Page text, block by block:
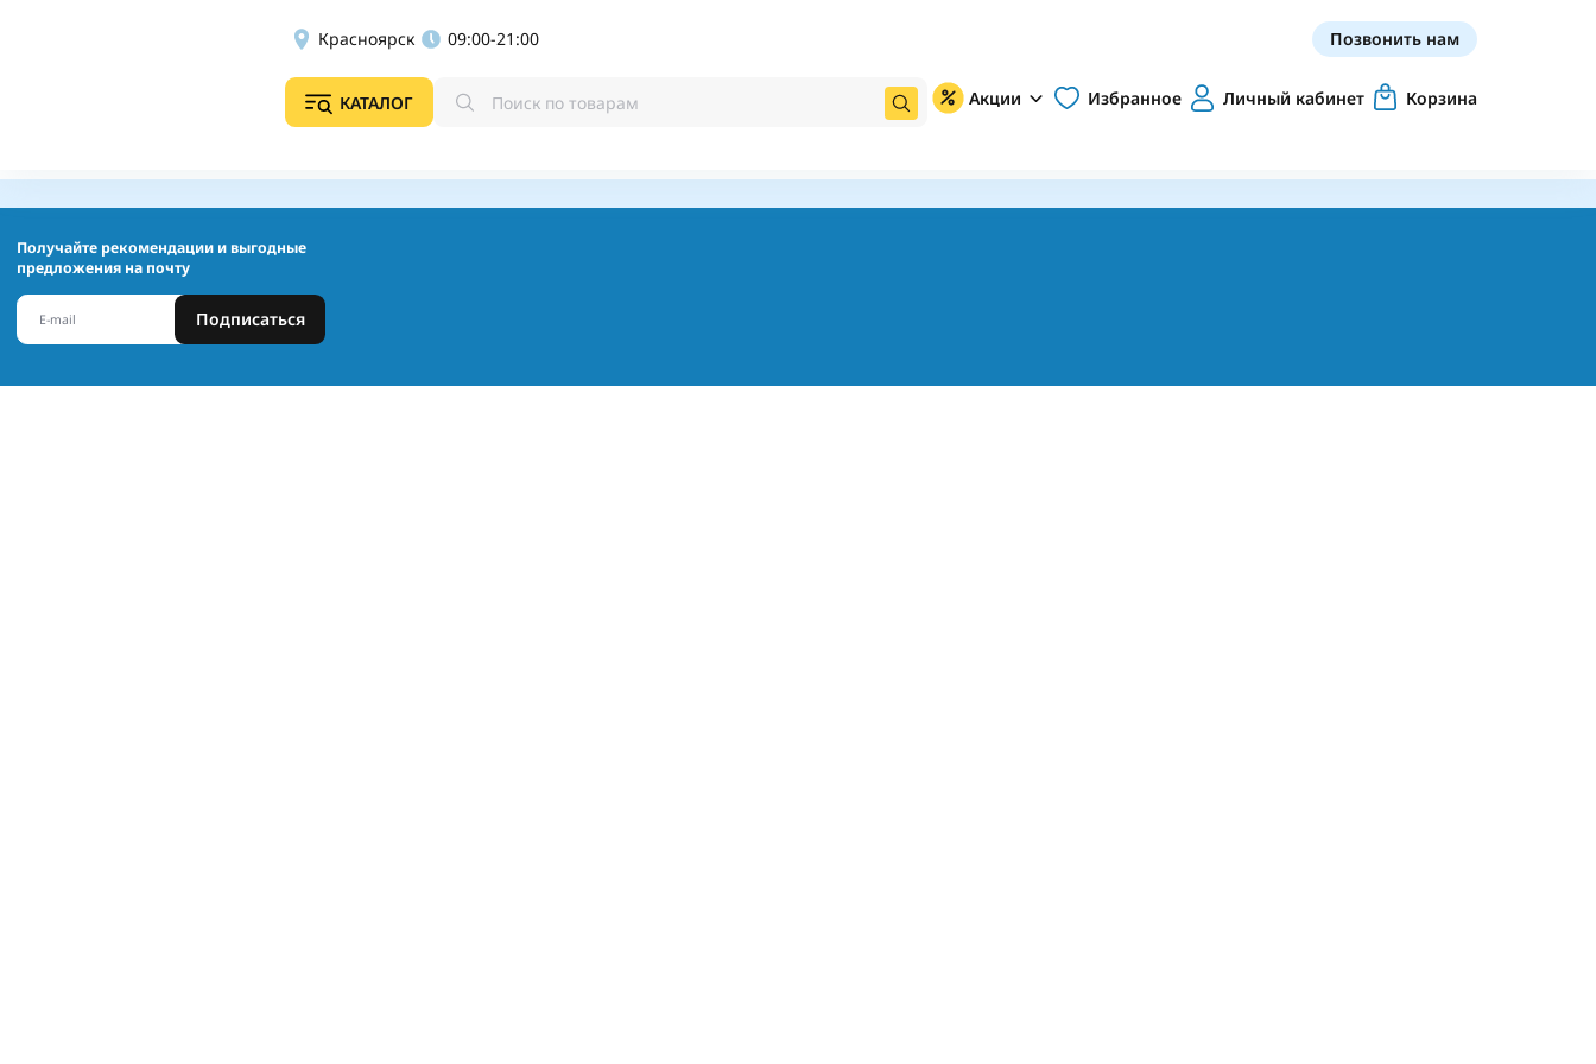
Красноярск 09:00-21:00 Позвонить нам
КАТАЛОГ Акции Избранное Личный кабинет Корзина
Получайте рекомендации и выгодные
предложения на почту
Подписаться